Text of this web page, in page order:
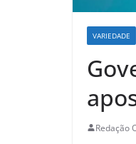
VARIEDADE
Redação